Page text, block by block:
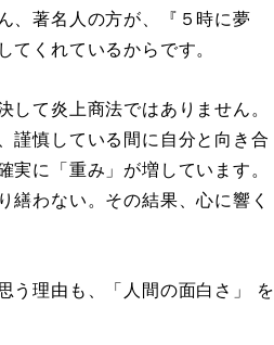
、著名人の方が、『５時に夢
てくれているからです。
て炎上商法ではありません。
謹慎している間に自分と向き合
実に「重み」が増しています。
繕わない。その結果、心に響く
う理由も、「人間の面白さ」 を